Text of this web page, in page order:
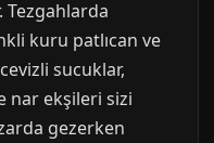
Tezgahlarda
kuru patlıcan ve
sucuklar,
nar ekşileri sizi
gezerken